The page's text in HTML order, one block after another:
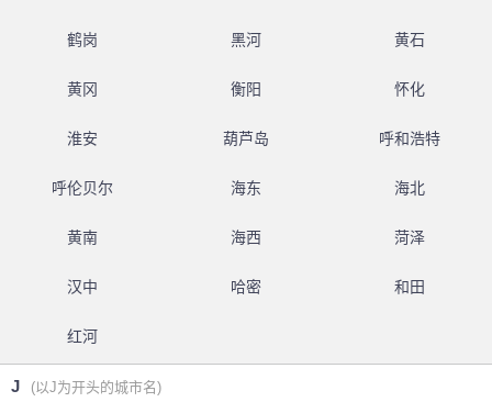
鹤岗 黑河 黄石
黄冈 衡阳 怀化
淮安 葫芦岛 呼和浩特
呼伦贝尔 海东 海北
黄南 海西 菏泽
汉中 哈密 和田
红河
J (以J为开头的城市名)